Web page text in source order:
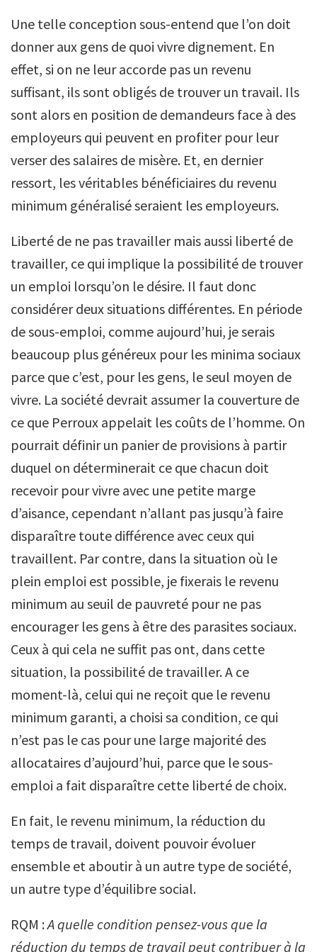
Une telle conception sous-entend que l’on doit
donner aux gens de quoi vivre dignement. En
effet, si on ne leur accorde pas un revenu
suffisant, ils sont obligés de trouver un travail. Ils
sont alors en position de demandeurs face à des
employeurs qui peuvent en profiter pour leur
verser des salaires de misère. Et, en dernier
ressort, les véritables bénéficiaires du revenu
minimum généralisé seraient les employeurs.
Liberté de ne pas travailler mais aussi liberté de
travailler, ce qui implique la possibilité de trouver
un emploi lorsqu’on le désire. Il faut donc
considérer deux situations différentes. En période
de sous-emploi, comme aujourd’hui, je serais
beaucoup plus généreux pour les minima sociaux
parce que c’est, pour les gens, le seul moyen de
vivre. La société devrait assumer la couverture de
ce que Perroux appelait les coûts de l’homme. On
pourrait définir un panier de provisions à partir
duquel on déterminerait ce que chacun doit
recevoir pour vivre avec une petite marge
d’aisance, cependant n’allant pas jusqu’à faire
disparaître toute différence avec ceux qui
travaillent. Par contre, dans la situation où le
plein emploi est possible, je fixerais le revenu
minimum au seuil de pauvreté pour ne pas
encourager les gens à être des parasites sociaux.
Ceux à qui cela ne suffit pas ont, dans cette
situation, la possibilité de travailler. A ce
moment-là, celui qui ne reçoit que le revenu
minimum garanti, a choisi sa condition, ce qui
n’est pas le cas pour une large majorité des
allocataires d’aujourd’hui, parce que le sous-
emploi a fait disparaître cette liberté de choix.
En fait, le revenu minimum, la réduction du
temps de travail, doivent pouvoir évoluer
ensemble et aboutir à un autre type de société,
un autre type d’équilibre social.
RQM :A quelle condition pensez-vous que la
réduction du temps de travail peut contribuer à la